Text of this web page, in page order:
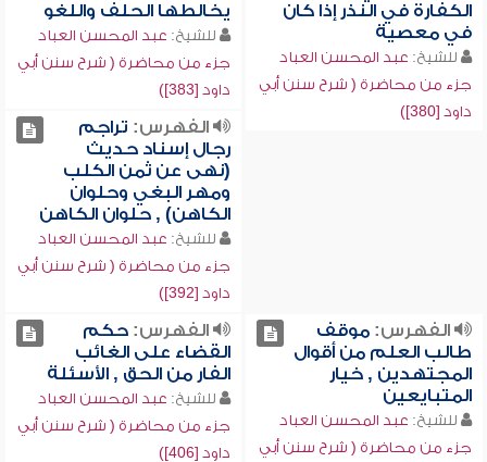
الكفارة في النذر إذا كان
في معصية
للشيخ: عبد المحسن العباد
جزء من محاضرة ( شرح سنن أبي
داود [380])
يخالطها الحلف واللغو
للشيخ: عبد المحسن العباد
جزء من محاضرة ( شرح سنن أبي
داود [383])
الفهرس: تراجم
رجال إسناد حديث
(نهى عن ثمن الكلب
ومهر البغي وحلوان
الكاهن) , حلوان الكاهن
للشيخ: عبد المحسن العباد
جزء من محاضرة ( شرح سنن أبي
داود [392])
الفهرس:موقف
طالب العلم من أقوال
المجتهدين , خيار
المتبايعين
للشيخ: عبد المحسن العباد
جزء من محاضرة ( شرح سنن أبي
الفهرس:حكم
القضاء على الغائب
الفار من الحق , الأسئلة
للشيخ: عبد المحسن العباد
جزء من محاضرة ( شرح سنن أبي
داود [406])